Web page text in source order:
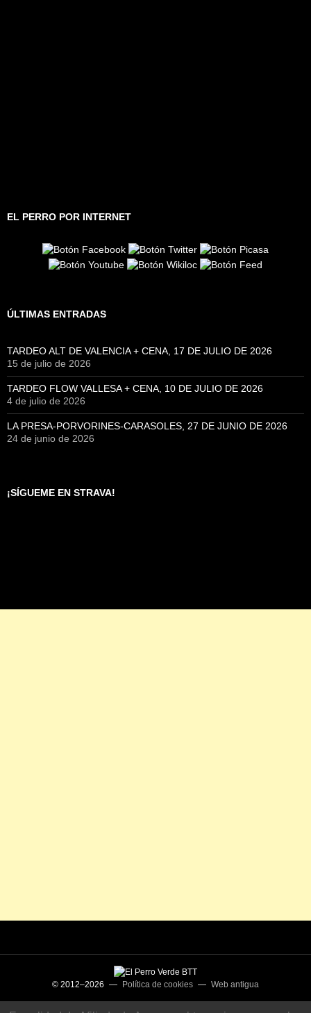
EL PERRO POR INTERNET
ÚLTIMAS ENTRADAS
TARDEO ALT DE VALENCIA + CENA, 17 DE JULIO DE 2026
15 de julio de 2026
TARDEO FLOW VALLESA + CENA, 10 DE JULIO DE 2026
4 de julio de 2026
LA PRESA-PORVORINES-CARASOLES, 27 DE JUNIO DE 2026
24 de junio de 2026
¡SÍGUEME EN STRAVA!
© 2012–2026 — Política de cookies — Web antigua